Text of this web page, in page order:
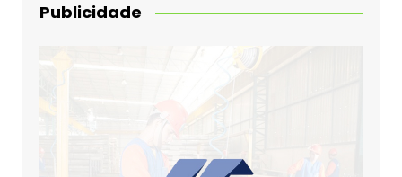
Publicidade